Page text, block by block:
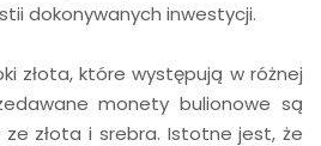
dokonywanych inwestycji.
złota, które występują w różnej
monety bulionowe są
złota i srebra. Istotne jest, że